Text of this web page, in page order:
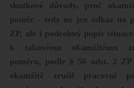
skutkové důvody, proč
poměr - tedy ne jen odkaz na
ZP, ale i podrobný popis
k takovému okamžitému
poměru, podle § 56 odst. 2 ZP
okamžitě zrušil pracovní